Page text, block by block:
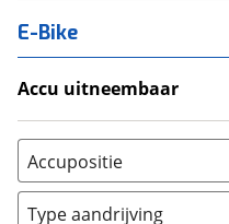
E-Bike
Accu uitneembaar
Nee, vast (20)
Accupositie
Bagagedrager (1)
Type aandrijving